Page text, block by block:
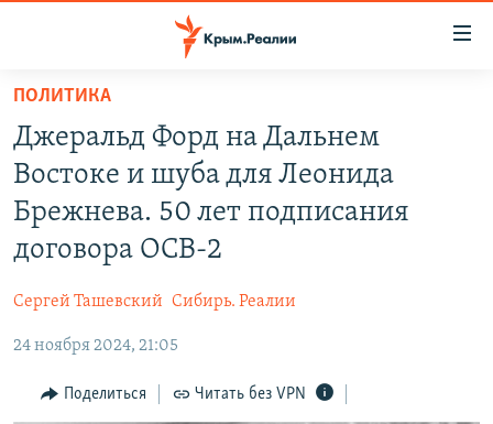
Вернуться
основному
содержанию
Вернутся
главной
Вернутся
СПЕЦПРОЕКТЫ
КАРТА ВОЕННЫХ ОБЪЕКТОВ КРЫМА
ВОДА
ИНФОГРАФИКА
ТЕЛЕПРОЕКТ КРЫМ.РЕАЛИИ
РАДІО СВОБОДА
КАК ОБОЙТИ БЛОКИРОВКУ
ПОЛИТИКА
Джеральд Форд на Дальнем
Востоке и шуба для Леонида
Брежнева. 50 лет подписания
договора ОСВ-2
Сергей Ташевский Сибирь. Реалии
24 ноября 2024, 21:05
Поделиться Читать без VPN